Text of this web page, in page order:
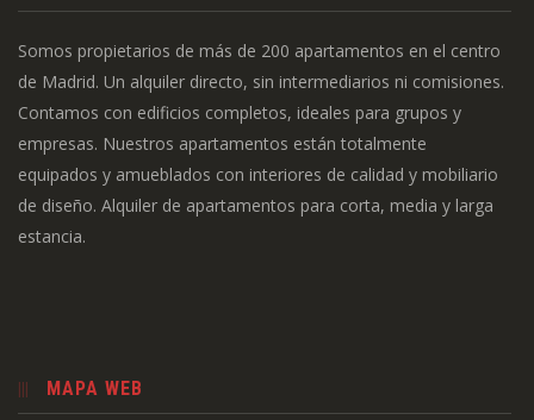
Somos propietarios de más de 200 apartamentos en el centro
de Madrid. Un alquiler directo, sin intermediarios ni comisiones.
Contamos con edificios completos, ideales para grupos y
empresas. Nuestros apartamentos están totalmente
equipados y amueblados con interiores de calidad y mobiliario
de diseño. Alquiler de apartamentos para corta, media y larga
estancia.
MAPA WEB